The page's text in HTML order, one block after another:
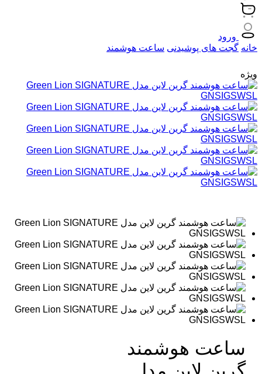
ورود
خانه گجت های پوشیدنی ساعت هوشمند
ویژه
ساعت هوشمند